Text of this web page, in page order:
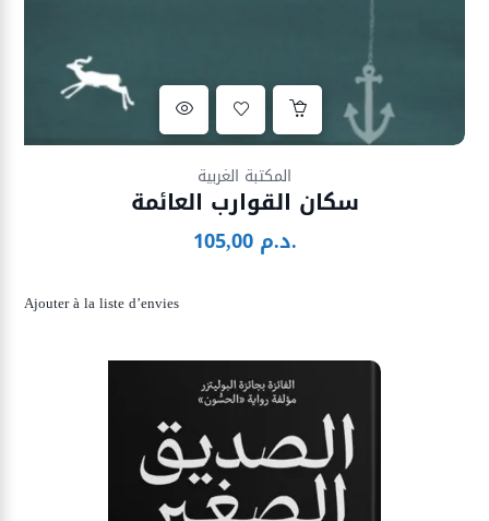
المكتبة الغربية
سكان القوارب العائمة
105,00 د.م.
Ajouter à la liste d’envies